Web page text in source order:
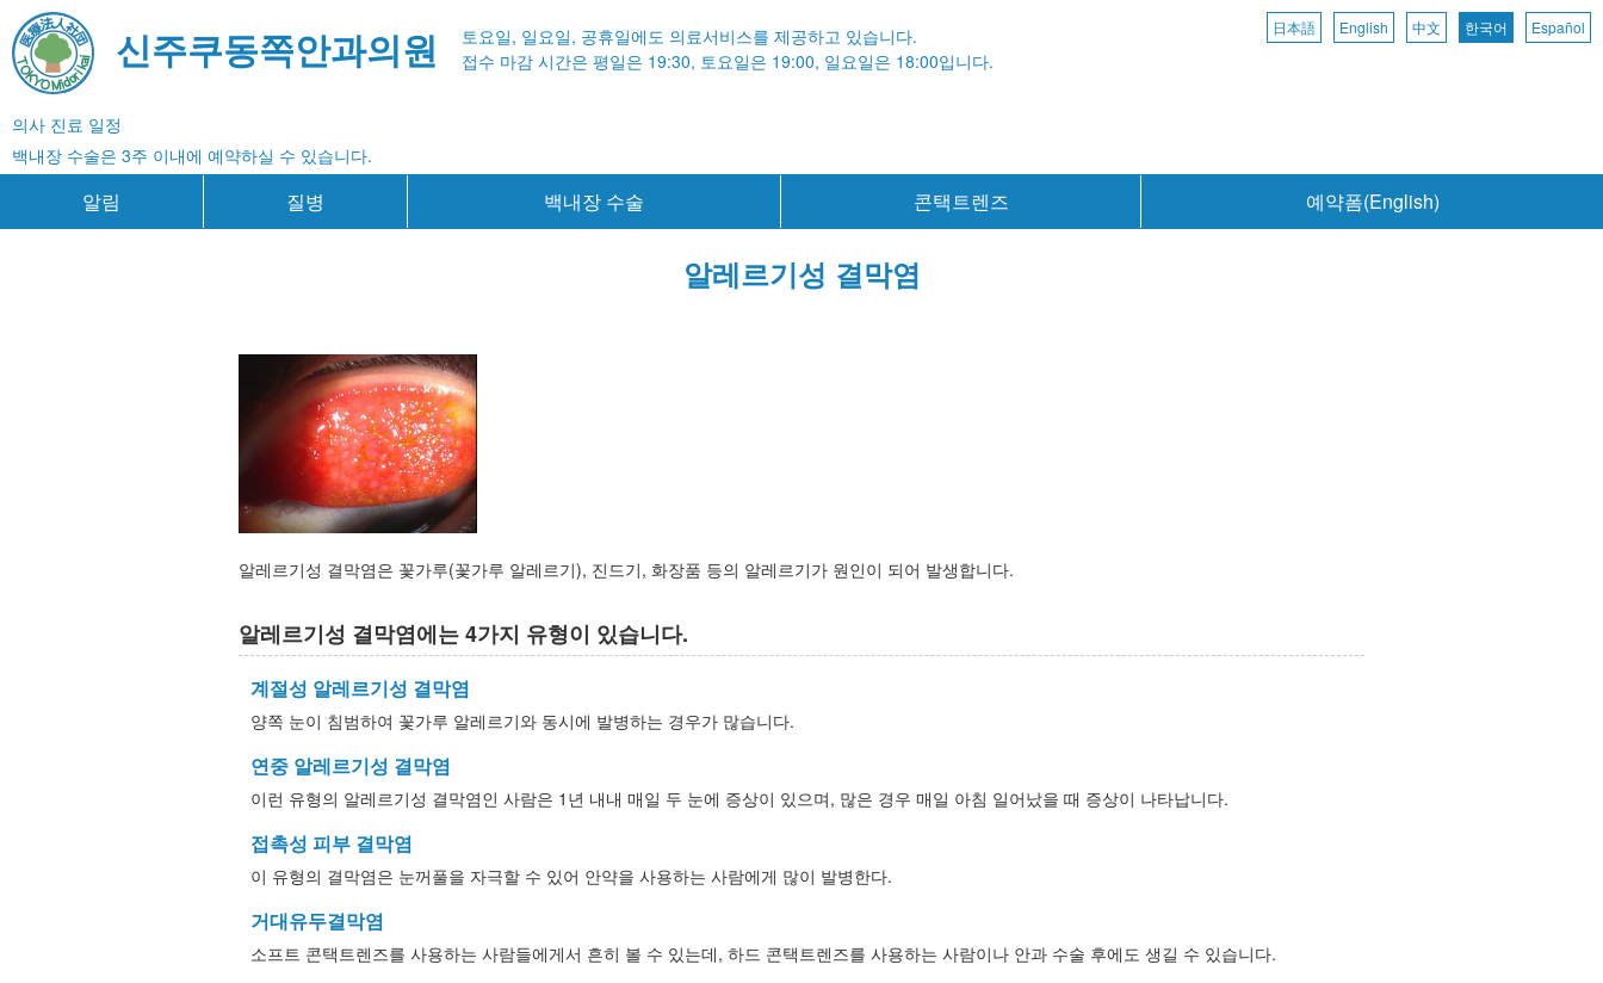
신주쿠동쪽안과의원
토요일, 일요일, 공휴일에도 의료서비스를 제공하고 있습니다.
접수 마감 시간은 평일은 19:30, 토요일은 19:00, 일요일은 18:00입니다.
日本語 English 中文 한국어 Español
의사 진료 일정
백내장 수술은 3주 이내에 예약하실 수 있습니다.
알림 질병 백내장 수술 콘택트렌즈 예약폼(English)
알레르기성 결막염
알레르기성 결막염은 꽃가루(꽃가루 알레르기), 진드기, 화장품 등의 알레르기가 원인이 되어 발생합니다.
알레르기성 결막염에는 4가지 유형이 있습니다.
계절성 알레르기성 결막염
양쪽 눈이 침범하여 꽃가루 알레르기와 동시에 발병하는 경우가 많습니다.
연중 알레르기성 결막염
이런 유형의 알레르기성 결막염인 사람은 1년 내내 매일 두 눈에 증상이 있으며, 많은 경우 매일 아침 일어났을 때 증상이 나타납니다.
접촉성 피부 결막염
이 유형의 결막염은 눈꺼풀을 자극할 수 있어 안약을 사용하는 사람에게 많이 발병한다.
거대유두결막염
소프트 콘택트렌즈를 사용하는 사람들에게서 흔히 볼 수 있는데, 하드 콘택트렌즈를 사용하는 사람이나 안과 수술 후에도 생길 수 있습니다.